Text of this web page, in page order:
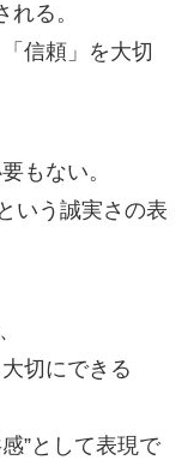
る。
信頼」を大切
もない。
いう誠実さの表
切にできる
”として表現で